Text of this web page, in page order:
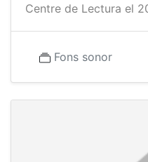
Centre de Lectura el
Fons sonor